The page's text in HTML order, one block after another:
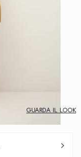
GUARDA IL LOOK